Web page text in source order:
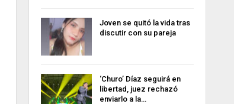
Joven se quitó la vida tras
discutir con su pareja
‘Churo’ Díaz seguirá en
libertad, juez rechazó
enviarlo a la…